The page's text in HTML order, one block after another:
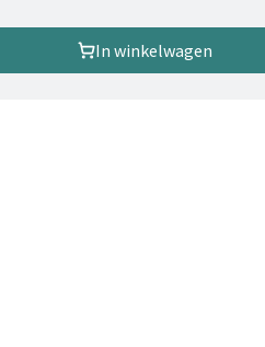
In winkelwagen